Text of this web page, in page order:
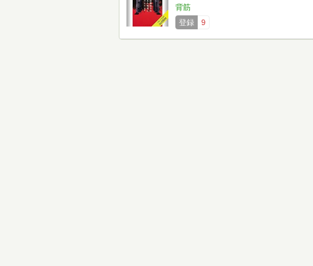
背筋
登録
9